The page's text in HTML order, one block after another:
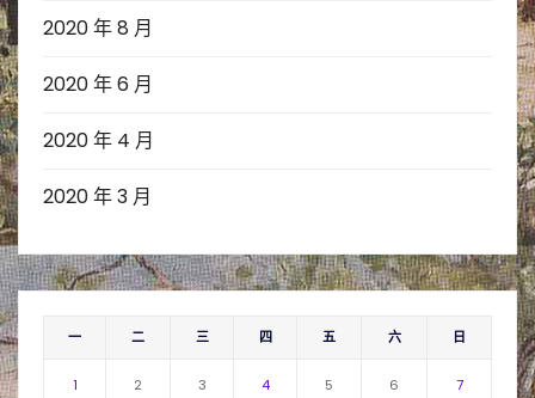
2020 年 8 月
2020 年 6 月
2020 年 4 月
2020 年 3 月
一 二 三 四 五 六 日
1 2 3 4 5 6 7